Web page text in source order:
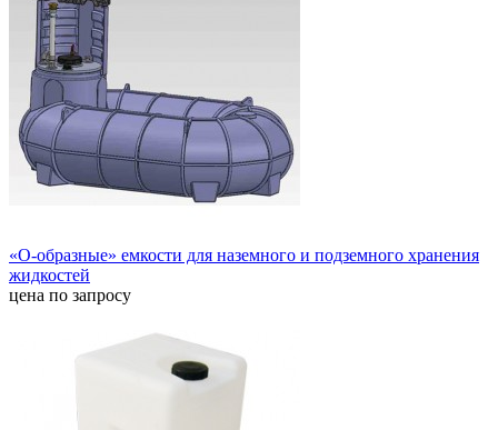
«О-образные» емкости для наземного и подземного хранения
жидкостей
цена по запросу